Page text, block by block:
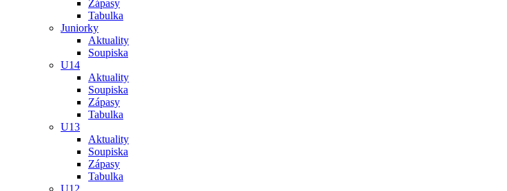
Zápasy
Tabulka
Juniorky
Aktuality
Soupiska
U14
Aktuality
Soupiska
Zápasy
Tabulka
U13
Aktuality
Soupiska
Zápasy
Tabulka
U12